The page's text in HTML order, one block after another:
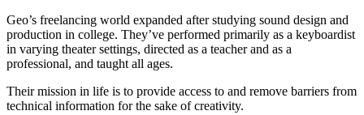
Geo’s freelancing world expanded after studying sound design and
production in college. They’ve performed primarily as a keyboardist
in varying theater settings, directed as a teacher and as a
professional, and taught all ages.
Their mission in life is to provide access to and remove barriers from
technical information for the sake of creativity.